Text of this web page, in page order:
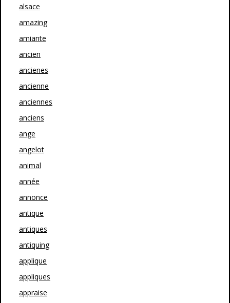
alsace
amazing
amiante
ancien
ancienes
ancienne
anciennes
anciens
ange
angelot
animal
année
annonce
antique
antiques
antiquing
applique
appliques
appraise